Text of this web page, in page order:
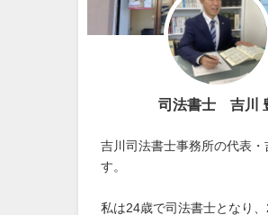
司法書士 吉川
吉川司法書士事務所の代表・
す。
私は24歳で司法書士となり